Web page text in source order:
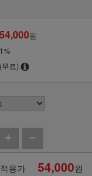
54,000원
1%
(무료)
용가 54,000원